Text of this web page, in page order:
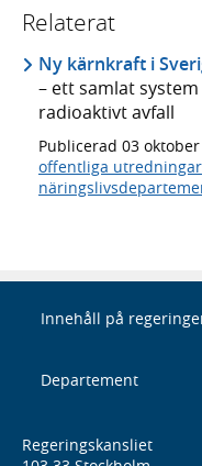
Relaterat
Ny kärnkraft i
– ett samlat
radioaktivt avfall
Publicerad 03
offentliga utredningar
Innehåll på
Departement
Regeringskansliet